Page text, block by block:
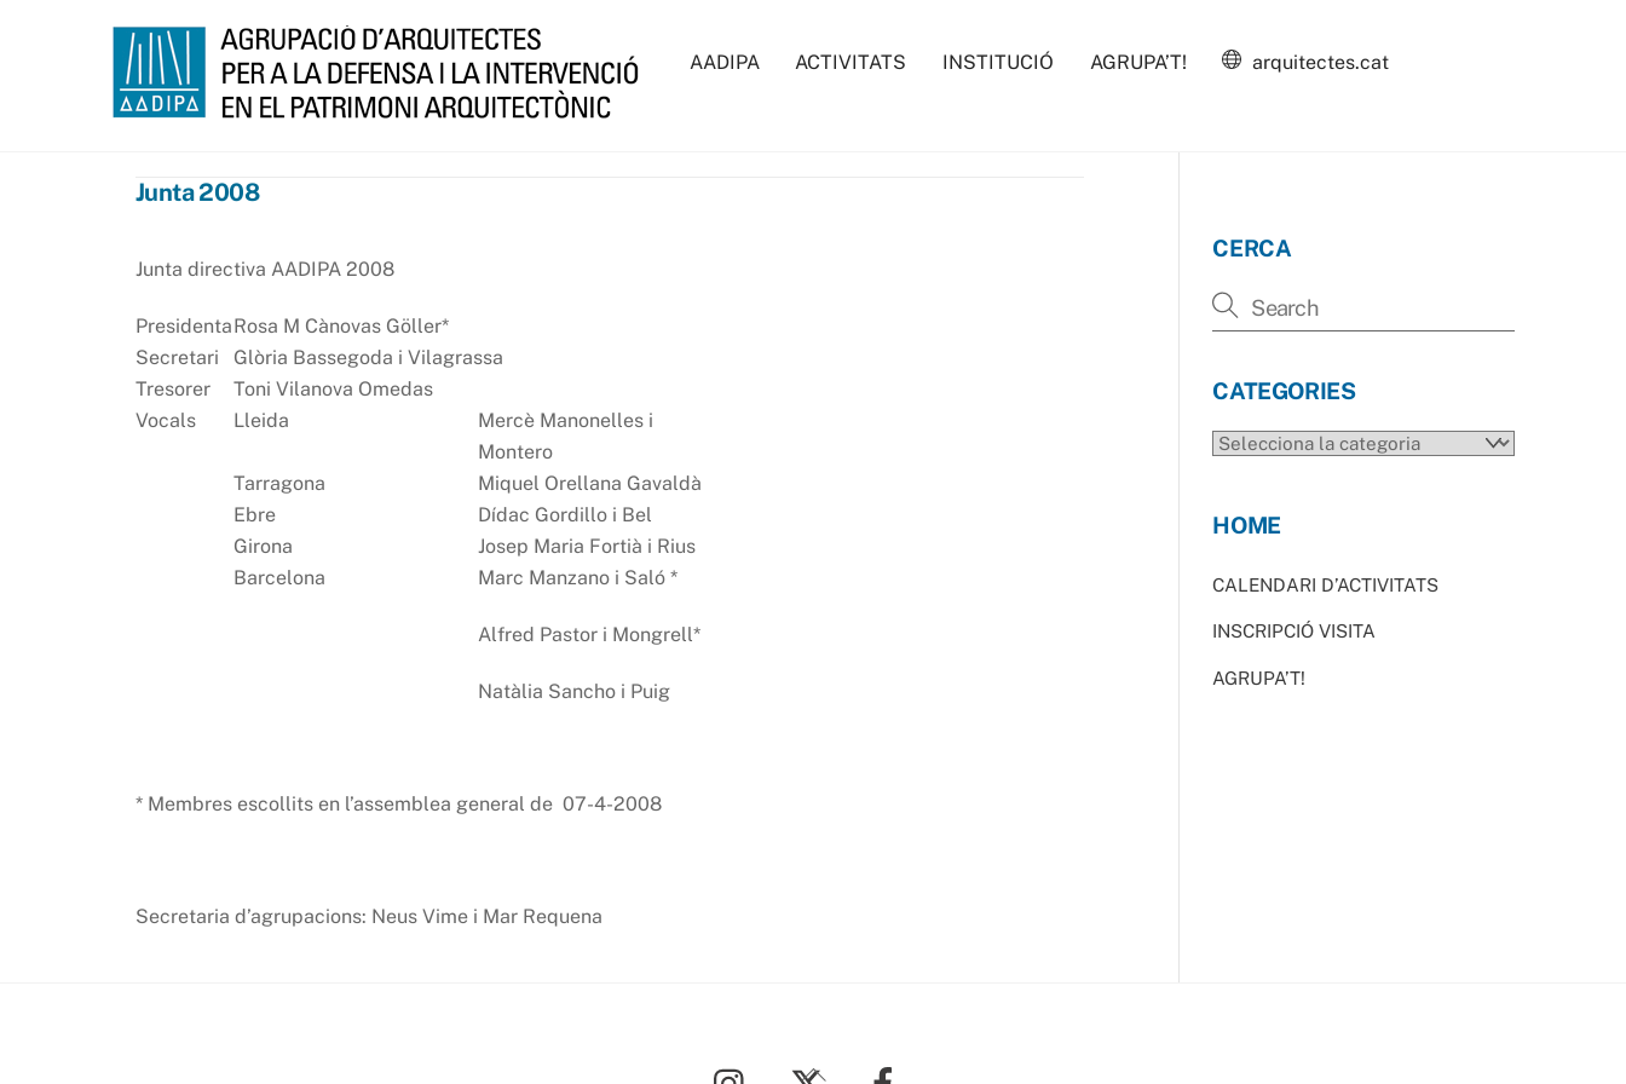
AADIPA ACTIVITATS INSTITUCIÓ AGRUPA’T! arquitectes.cat
Junta 2008
Junta directiva AADIPA 2008
PresidentaRosa M Cànovas Göller*
Secretari
Glòria Bassegoda i Vilagrassa
Tresorer
Toni Vilanova Omedas
Vocals
Lleida
Mercè Manonelles i
Montero
Tarragona
Miquel Orellana Gavaldà
Ebre
Dídac Gordillo i Bel
Girona
Josep Maria Fortià i Rius
Barcelona
Marc Manzano i Saló *
Alfred Pastor i Mongrell*
Natàlia Sancho i Puig
* Membres escollits en l’assemblea general de 07-4-2008
Secretaria d’agrupacions: Neus Vime i Mar Requena
CERCA
CATEGORIES
CATEGORIES
HOME
CALENDARI D’ACTIVITATS
INSCRIPCIÓ VISITA
AGRUPA’T!
To